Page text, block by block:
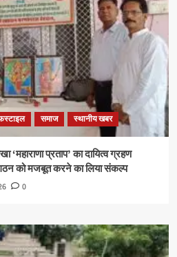
समाज स्थानीय खबर
‘महाराणा प्रताप’ का दायित्व ग्रहण
को मजबूत करने का लिया संकल्प
0